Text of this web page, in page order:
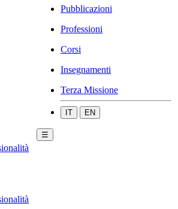
Pubblicazioni
Professioni
Corsi
Insegnamenti
Terza Missione
IT EN
☰